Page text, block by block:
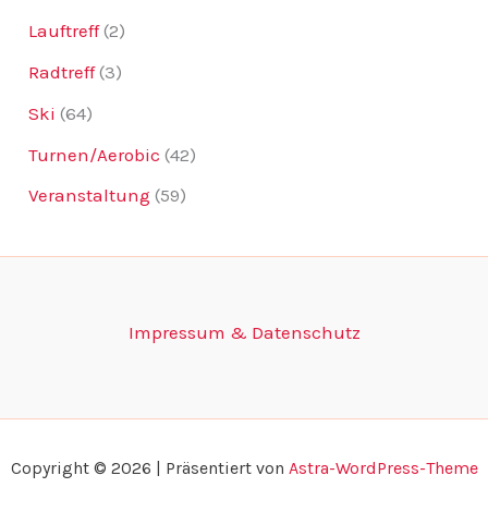
Lauftreff(2)
Radtreff(3)
Ski (64)
Turnen/Aerobic (42)
Veranstaltung (59)
Impressum & Datenschutz
Copyright © 2026 | Präsentiert von Astra-WordPress-Theme